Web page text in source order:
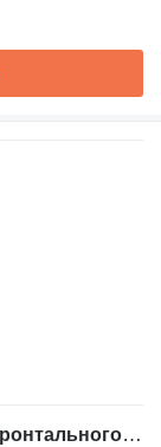
Гидронасос Caterpillar 4557999 для фронтального погрузчика Caterpillar 926 938 9230 930K 924K 938K 930M 926M 938M 930KADL